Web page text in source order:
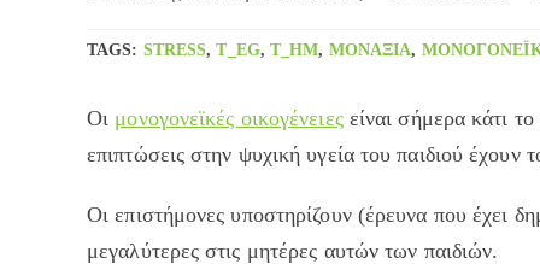
TAGS: STRESS, T_EG, T_HM, ΜΟΝΑΞΙΆ,
Οι μονογονεϊκές οικογένειεςείναι σήμερα κάτι το
επιπτώσεις στην ψυχική υγεία του παιδιού έχουν
Οι επιστήμονες υποστηρίζουν (έρευνα που έχει
μεγαλύτερες στις μητέρες αυτών των παιδιών.